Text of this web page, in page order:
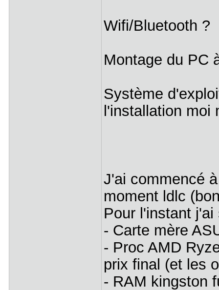
Wifi/Bluetooth ?
Montage du PC
Système
l'installation
J'ai commencé
moment ldlc
Pour l'instant
- Carte mère
- Proc AMD
prix final (et les
- RAM kingston